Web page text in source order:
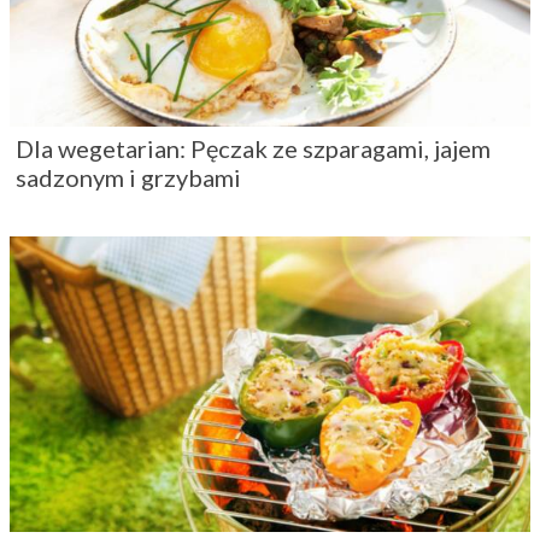
Dla wegetarian: Pęczak ze szparagami, jajem
sadzonym i grzybami